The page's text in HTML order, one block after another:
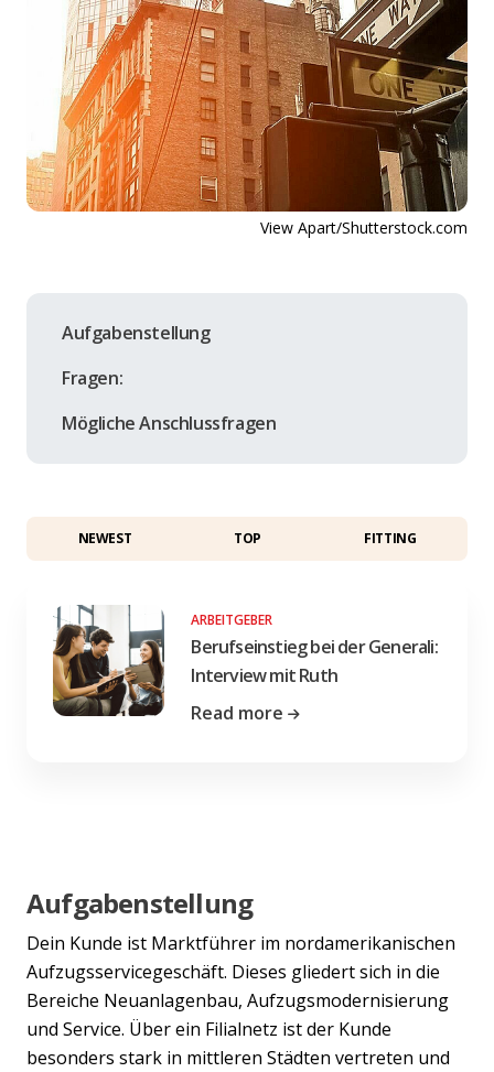
View Apart/Shutterstock.com
Aufgabenstellung
Fragen:
Mögliche Anschlussfragen
NEWEST TOP FITTING
ARBEITGEBER
Berufseinstieg bei der Generali:
Interview mit Ruth
Read more
Aufgabenstellung
Dein Kunde ist Marktführer im nordamerikanischen
Aufzugsservicegeschäft. Dieses gliedert sich in die
Bereiche Neuanlagenbau, Aufzugsmodernisierung
und Service. Über ein Filialnetz ist der Kunde
besonders stark in mittleren Städten vertreten und